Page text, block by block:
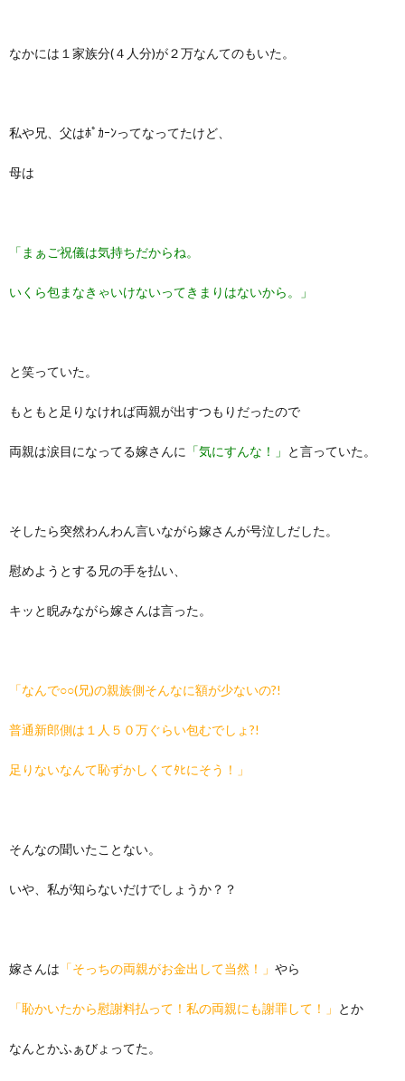
なかには１家族分(４人分)が２万なんてのもいた。
私や兄、父はﾎﾟｶｰﾝってなってたけど、
母は
「まぁご祝儀は気持ちだからね。
いくら包まなきゃいけないってきまりはないから。」
と笑っていた。
もともと足りなければ両親が出すつもりだったので
両親は涙目になってる嫁さんに 「気にすんな！」 と言っていた。
そしたら突然わんわん言いながら嫁さんが号泣しだした。
慰めようとする兄の手を払い、
キッと睨みながら嫁さんは言った。
「なんで○○(兄)の親族側そんなに額が少ないの?!
普通新郎側は１人５０万ぐらい包むでしょ?!
足りないなんて恥ずかしくてﾀﾋにそう！」
そんなの聞いたことない。
いや、私が知らないだけでしょうか？？
嫁さんは 「そっちの両親がお金出して当然！」 やら
「恥かいたから慰謝料払って！私の両親にも謝罪して！」 とか
なんとかふぁびょってた。